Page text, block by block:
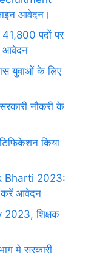
आवेदन।
पदों पर
आवेदन
युवाओं के लिए
नौकरी के
किया
Bharti 2023:
करें आवेदन
शिक्षक
मे सरकारी